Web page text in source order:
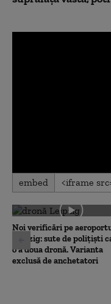
0
seconds
0
seconds
embed
Noi verificări pe
Leipzig: sute de polițiști
o a doua dronă. Varianta
exclusă de anchetatori